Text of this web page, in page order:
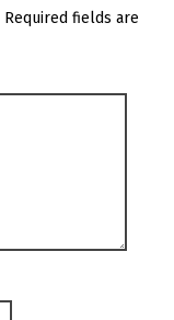
Required fields are